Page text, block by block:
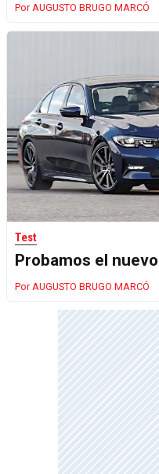
AUGUSTO BRUGO MARCÓ
Test
Probamos el
AUGUSTO BRUGO MARCÓ